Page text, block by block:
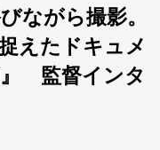
ながら撮影。
えたドキュメ
』 監督インタ